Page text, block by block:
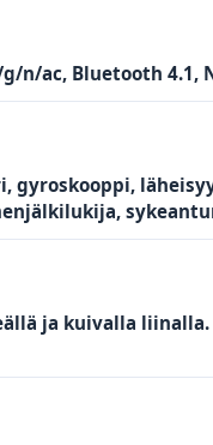
n/ac, Bluetooth 4.1,
gyroskooppi,
,
ja kuivalla liinalla.